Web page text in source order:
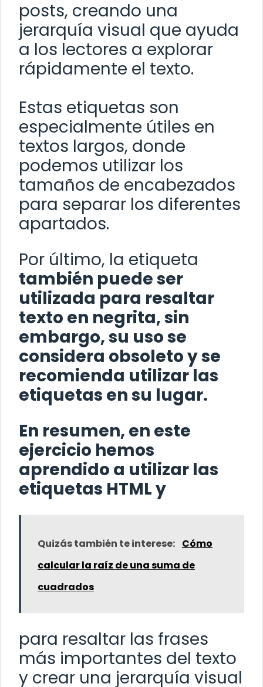
posts, creando una
jerarquía visual que ayuda
a los lectores a explorar
rápidamente el texto.
Estas etiquetas son
especialmente útiles en
textos largos, donde
podemos utilizar los
tamaños de encabezados
para separar los diferentes
apartados.
Por último, la etiqueta
también puede ser
utilizada para resaltar
texto en negrita, sin
embargo, su uso se
considera obsoleto y se
recomienda utilizar las
etiquetas en su lugar.
En resumen, en este
ejercicio hemos
aprendido a utilizar las
etiquetas HTMLy
Quizás también te interese: Cómo
calcular la raíz de una suma de
cuadrados
para resaltar las frases
más importantes del texto
y crear una jerarquía visual